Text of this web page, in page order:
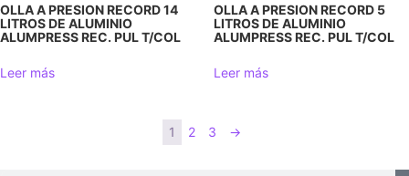
OLLA A PRESION RECORD 14
LITROS DE ALUMINIO
ALUMPRESS REC. PUL T/COL
Leer más
OLLA A PRESION RECORD 5
LITROS DE ALUMINIO
ALUMPRESS REC. PUL T/COL
Leer más
1 2 3 →